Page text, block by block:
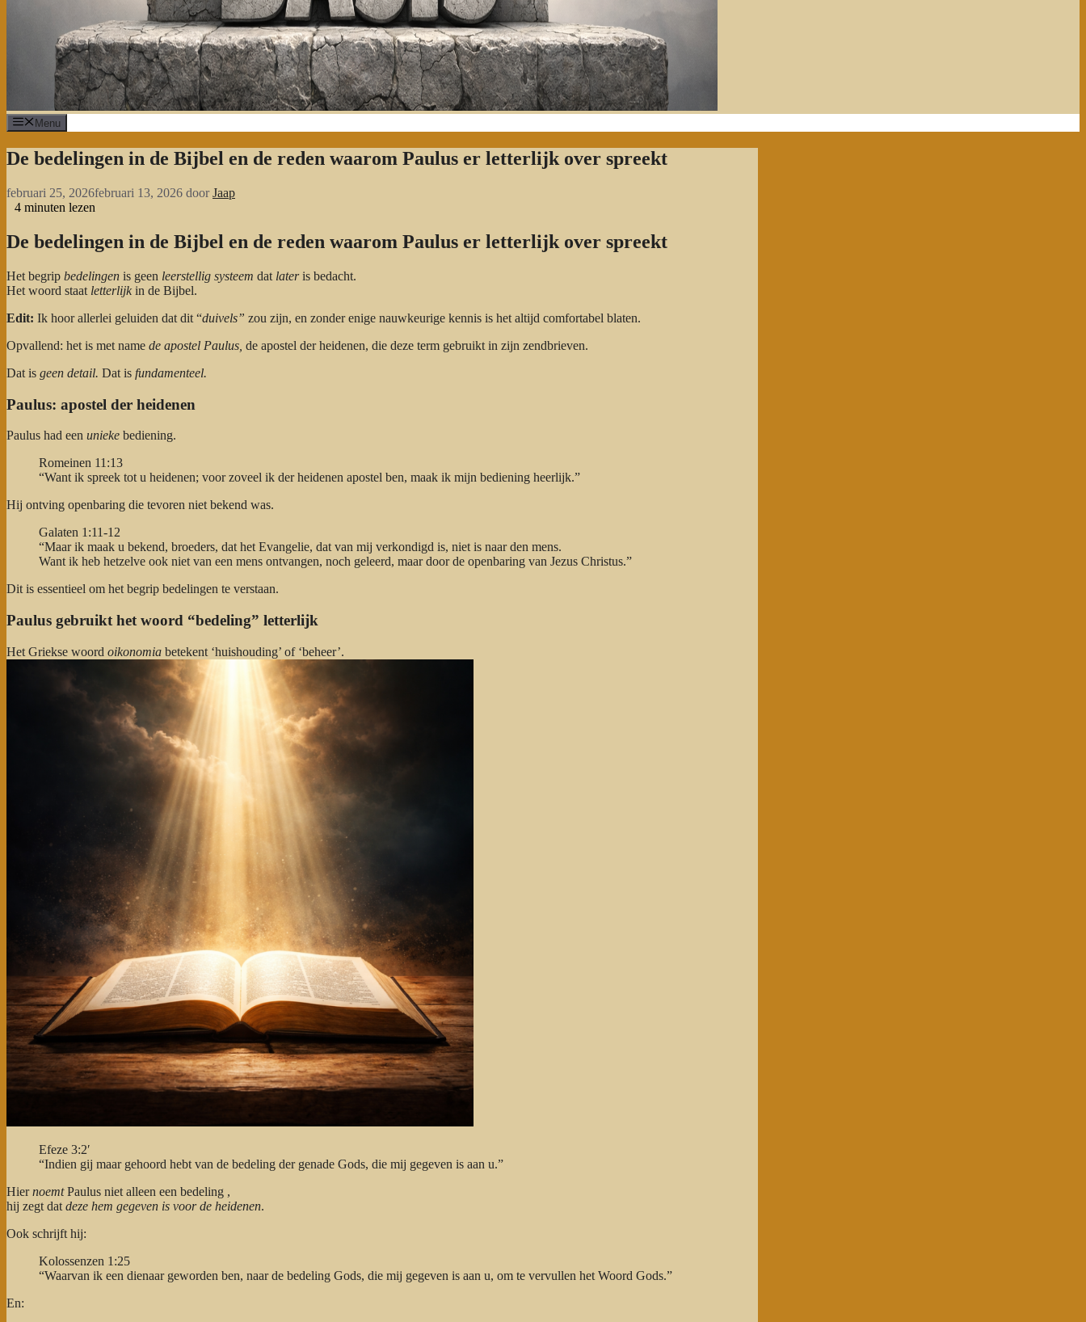
Menu
De bedelingen in de Bijbel en de reden waarom Paulus er letterlijk over spreekt
februari 25, 2026februari 13, 2026 doorJaap
4 minuten lezen
De bedelingen in de Bijbel en de reden waarom Paulus er letterlijk over spreekt
Het begrip bedelingen is geen leerstellig systeem dat lateris bedacht.
Het woord staat letterlijk in de Bijbel.
Edit: Ik hoor allerlei geluiden dat dit “duivels” zou zijn, en zonder enige nauwkeurige kennis is het altijd comfortabel blaten.
Opvallend: het is met name de apostel Paulus, de apostel der heidenen, die deze term gebruikt in zijn zendbrieven.
Dat is geen detail. Dat is fundamenteel.
Paulus: apostel der heidenen
Paulus had een unieke bediening.
Romeinen 11:13
“Want ik spreek tot u heidenen; voor zoveel ik der heidenen apostel ben, maak ik mijn bediening heerlijk.”
Hij ontving openbaring die tevoren niet bekend was.
Galaten 1:11-12
“Maar ik maak u bekend, broeders, dat het Evangelie, dat van mij verkondigd is, niet is naar den mens.
Want ik heb hetzelve ook niet van een mens ontvangen, noch geleerd, maar door de openbaring van Jezus Christus.”
Dit is essentieel om het begrip bedelingen te verstaan.
Paulus gebruikt het woord “bedeling” letterlijk
Het Griekse woord oikonomia betekent ‘huishouding’ of ‘beheer’.
Efeze 3:2′
“Indien gij maar gehoord hebt van de bedeling der genade Gods, die mij gegeven is aan u.”
HiernoemtPaulus niet alleen een bedeling ,
hij zegt dat deze hem gegeven is voor de heidenen.
Ook schrijft hij:
Kolossenzen 1:25
“Waarvan ik een dienaar geworden ben, naar de bedeling Gods, die mij gegeven is aan u, om te vervullen het Woord Gods.”
En: